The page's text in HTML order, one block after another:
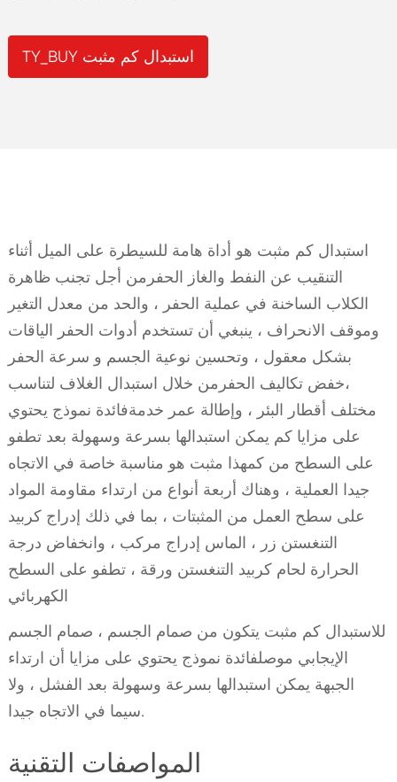
TY_BUY استبدال كم مثبت
استبدال كم مثبت هو أداة هامة للسيطرة على الميل أثناء
التنقيب عن النفط والغاز الحفرمن أجل تجنب ظاهرة
الكلاب الساخنة في عملية الحفر ، والحد من معدل التغير
وموقف الانحراف ، ينبغي أن تستخدم أدوات الحفر الياقات
بشكل معقول ، وتحسين نوعية الجسم و سرعة الحفر
،خفض تكاليف الحفرمن خلال استبدال الغلاف لتناسب
مختلف أقطار البئر ، وإطالة عمر خدمةفائدة نموذج يحتوي
على مزايا كم يمكن استبدالها بسرعة وسهولة بعد تطفو
على السطح من كمهذا مثبت هو مناسبة خاصة في الاتجاه
جيدا العملية ، وهناك أربعة أنواع من ارتداء مقاومة المواد
على سطح العمل من المثبتات ، بما في ذلك إدراج كربيد
التنغستن زر ، الماس إدراج مركب ، وانخفاض درجة
الحرارة لحام كربيد التنغستن ورقة ، تطفو على السطح
الكهربائي
للاستبدال كم مثبت يتكون من صمام الجسم ، صمام الجسم
الإيجابي موصلفائدة نموذج يحتوي على مزايا أن ارتداء
الجبهة يمكن استبدالها بسرعة وسهولة بعد الفشل ، ولا
سيما في الاتجاه جيدا.
المواصفات التقنية